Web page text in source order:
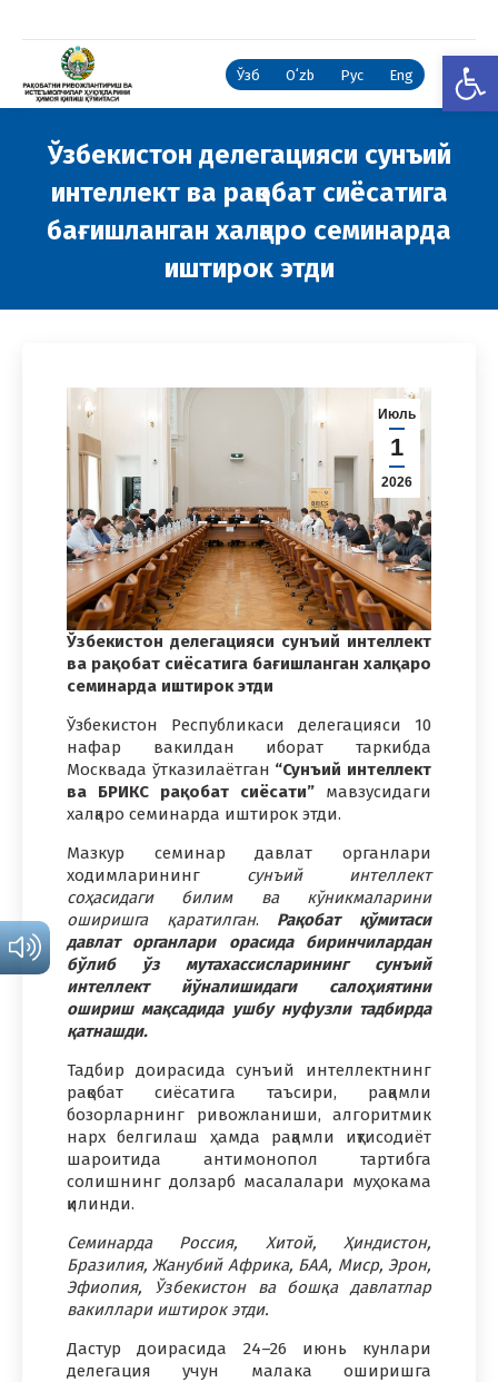
Ўзб Oʻzb Рус Eng
Ўзбекистон делегацияси сунъий
интеллект ва рақобат сиёсатига
бағишланган халқаро семинарда
иштирок этди
Июль
1
2026
Ўзбекистон делегацияси сунъий интеллект
ва рақобат сиёсатига бағишланган халқаро
семинарда иштирок этди
Ўзбекистон Республикаси делегацияси 10
нафар вакилдан иборат таркибда
Москвада ўтказилаётган “Сунъий интеллект
ва БРИКС рақобат сиёсати” мавзусидаги
халқаро семинарда иштирок этди.
Мазкур семинар давлат органлари
ходимларининг сунъий интеллект
соҳасидаги билим ва кўникмаларини
оширишга қаратилган. Рақобат қўмитаси
давлат органлари орасида биринчилардан
бўлиб ўз мутахассисларининг сунъий
интеллект йўналишидаги салоҳиятини
ошириш мақсадида ушбу нуфузли тадбирда
қатнашди.
Тадбир доирасида сунъий интеллектнинг
рақобат сиёсатига таъсири, рақамли
бозорларнинг ривожланиши, алгоритмик
нарх белгилаш ҳамда рақамли иқтисодиёт
шароитида антимонопол тартибга
солишнинг долзарб масалалари муҳокама
қилинди.
Семинарда Россия, Хитой, Ҳиндистон,
Бразилия, Жанубий Африка, БАА, Миср, Эрон,
Эфиопия, Ўзбекистон ва бошқа давлатлар
вакиллари иштирок этди.
Дастур доирасида 24–26 июнь кунлари
делегация учун малака оширишга